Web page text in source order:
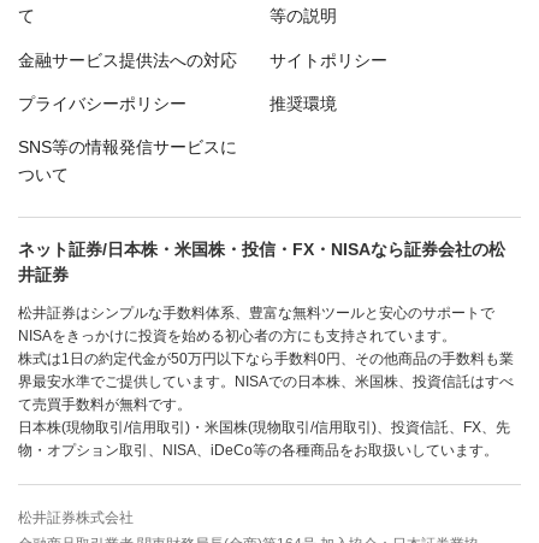
て 等の説明
金融サービス提供法への対応 サイトポリシー
プライバシーポリシー 推奨環境
SNS等の情報発信サービスに
ついて
ネット証券/日本株・米国株・投信・FX・NISAなら証券会社の松
井証券
松井証券はシンプルな手数料体系、豊富な無料ツールと安心のサポートで
NISAをきっかけに投資を始める初心者の方にも支持されています。
株式は1日の約定代金が50万円以下なら手数料0円、その他商品の手数料も業
界最安水準でご提供しています。NISAでの日本株、米国株、投資信託はすべ
て売買手数料が無料です。
日本株(現物取引/信用取引)・米国株(現物取引/信用取引)、投資信託、FX、先
物・オプション取引、NISA、iDeCo等の各種商品をお取扱いしています。
松井証券株式会社